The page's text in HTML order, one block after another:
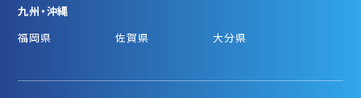
九州・沖縄
福岡県
佐賀県 大分県